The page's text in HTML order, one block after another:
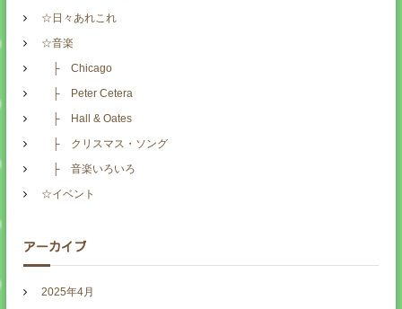
☆日々あれこれ
☆音楽
├ Chicago
├ Peter Cetera
├ Hall & Oates
├ クリスマス・ソング
├ 音楽いろいろ
☆イベント
アーカイブ
2025年4月